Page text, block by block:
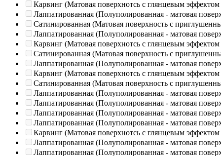
Карвинг (Матовая поверхнотсь с глянцевым эффектом
Лаппатированная (Полуполированная - матовая
Сатинированная (Матовая поверхность с
Лаппатированная (Полуполированная - матовая
Карвинг (Матовая поверхнотсь с глянцевым эффектом
Сатинированная (Матовая поверхность с
Лаппатированная (Полуполированная - матовая
Карвинг (Матовая поверхнотсь с глянцевым эффектом
Сатинированная (Матовая поверхность с
Лаппатированная (Полуполированная - матовая
Лаппатированная (Полуполированная - матовая
Лаппатированная (Полуполированная - матовая
Лаппатированная (Полуполированная - матовая
Карвинг (Матовая поверхнотсь с глянцевым эффектом
Лаппатированная (Полуполированная - матовая
Лаппатированная (Полуполированная - матовая